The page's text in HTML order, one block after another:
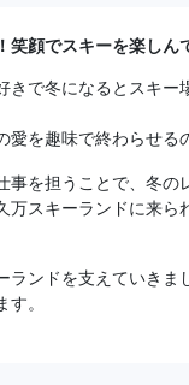
顔でスキーを楽しん
きで冬になるとスキ
愛を趣味で終わらせる
事を担うことで、冬の
万スキーランドに来ら
ランドを支えていきま
。